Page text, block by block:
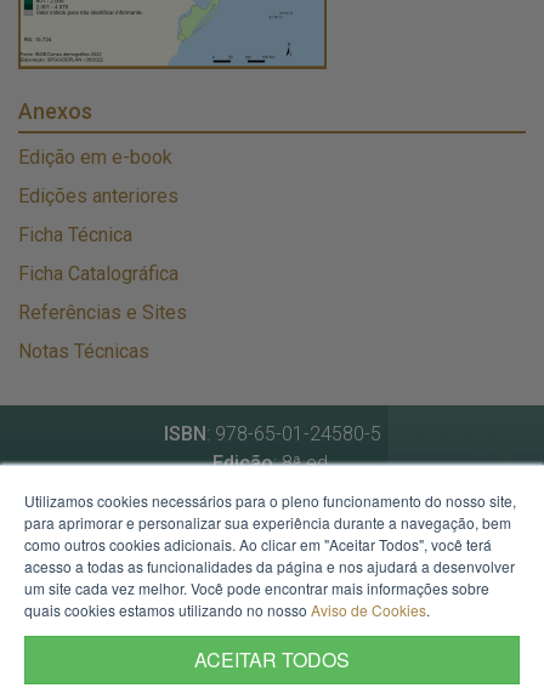
Anexos
Edição em e-book
Edições anteriores
Ficha Técnica
Ficha Catalográfica
Referências e Sites
Notas Técnicas
ISBN : 978-65-01-24580-5
Edição: 8ª ed.
Data de atualização
: novembro de 2024
Secretaria de Planejamento, Governança e Gestão
Av. Borges de Medeiros, 1501 - 21º andar - Porto Alegre -
RS.
CEP: 90119-900 - Fone:(51)3288-1545
Utilizamos cookies necessários para o pleno funcionamento do nosso site,
para aprimorar e personalizar sua experiência durante a navegação, bem
como outros cookies adicionais. Ao clicar em "Aceitar Todos", você terá
acesso a todas as funcionalidades da página e nos ajudará a desenvolver
um site cada vez melhor. Você pode encontrar mais informações sobre
quais cookies estamos utilizando no nosso Aviso de Cookies.
ACEITAR TODOS